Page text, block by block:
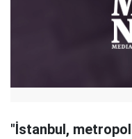
"İstanbul,